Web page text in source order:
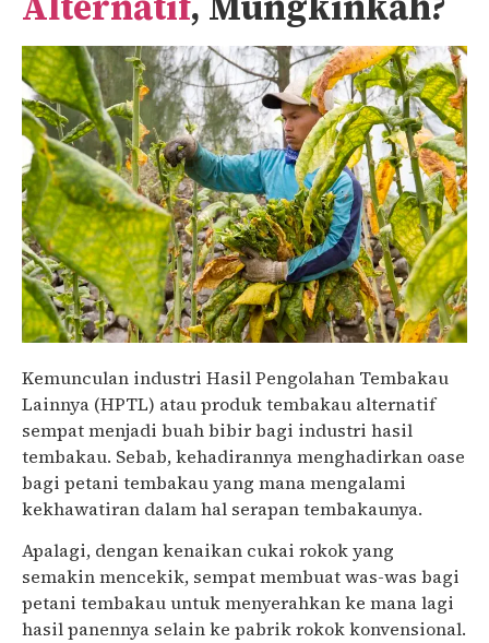
Kemunculan industri Hasil Pengolahan Tembakau
Lainnya (HPTL) atau produk tembakau alternatif
sempat menjadi buah bibir bagi industri hasil
tembakau. Sebab, kehadirannya menghadirkan oase
bagi petani tembakau yang mana mengalami
kekhawatiran dalam hal serapan tembakaunya.
Apalagi, dengan kenaikan cukai rokok yang
semakin mencekik, sempat membuat was-was bagi
petani tembakau untuk menyerahkan ke mana lagi
hasil panennya selain ke pabrik rokok konvensional.